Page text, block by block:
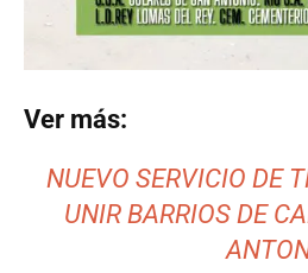
Ver más:
NUEVO SERVICIO DE
UNIR BARRIOS DE